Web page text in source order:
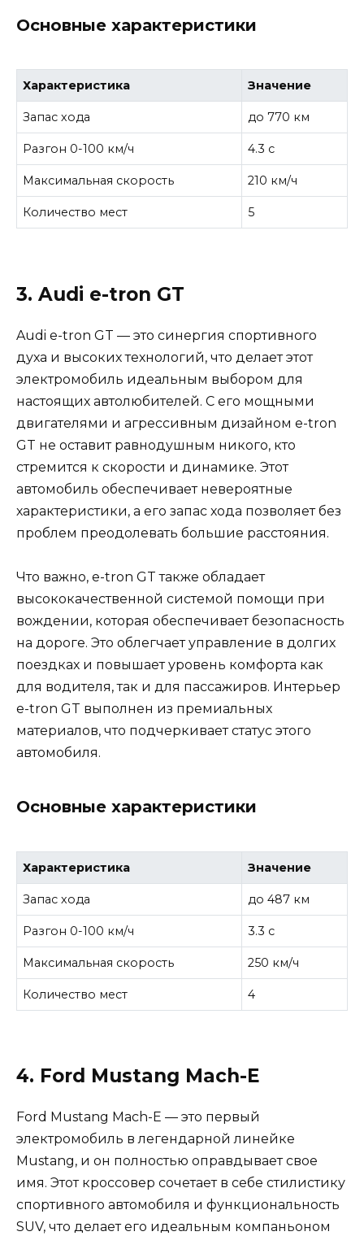
Основные характеристики
Характеристика Значение
Запас хода до 770 км
Разгон 0-100 км/ч 4.3 с
Максимальная скорость 210 км/ч
Количество мест 5
3. Audi e-tron GT
Audi e-tron GT — это синергия спортивного
духа и высоких технологий, что делает этот
электромобиль идеальным выбором для
настоящих автолюбителей. С его мощными
двигателями и агрессивным дизайном e-tron
GT не оставит равнодушным никого, кто
стремится к скорости и динамике. Этот
автомобиль обеспечивает невероятные
характеристики, а его запас хода позволяет без
проблем преодолевать большие расстояния.
Что важно, e-tron GT также обладает
высококачественной системой помощи при
вождении, которая обеспечивает безопасность
на дороге. Это облегчает управление в долгих
поездках и повышает уровень комфорта как
для водителя, так и для пассажиров. Интерьер
e-tron GT выполнен из премиальных
материалов, что подчеркивает статус этого
автомобиля.
Основные характеристики
Характеристика Значение
Запас хода до 487 км
Разгон 0-100 км/ч 3.3 с
Максимальная скорость 250 км/ч
Количество мест 4
4. Ford Mustang Mach-E
Ford Mustang Mach-E — это первый
электромобиль в легендарной линейке
Mustang, и он полностью оправдывает свое
имя. Этот кроссовер сочетает в себе стилистику
спортивного автомобиля и функциональность
SUV, что делает его идеальным компаньоном